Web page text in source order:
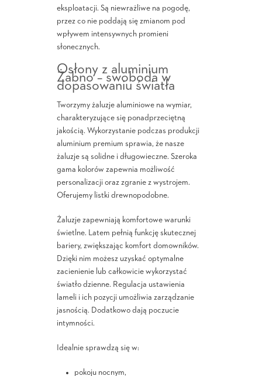
eksploatacji. Są niewrażliwe na pogodę,
przez co nie poddają się zmianom pod
wpływem intensywnych promieni
słonecznych.
Osłony z aluminium
Żabno – swoboda w
dopasowaniu światła
Tworzymy żaluzje aluminiowe na wymiar,
charakteryzujące się ponadprzeciętną
jakością. Wykorzystanie podczas produkcji
aluminium premium sprawia, że nasze
żaluzje są solidne i długowieczne. Szeroka
gama kolorów zapewnia możliwość
personalizacji oraz zgranie z wystrojem.
Oferujemy listki drewnopodobne.
Żaluzje zapewniają komfortowe warunki
świetlne. Latem pełnią funkcję skutecznej
bariery, zwiększając komfort domowników.
Dzięki nim możesz uzyskać optymalne
zacienienie lub całkowicie wykorzystać
światło dzienne. Regulacja ustawienia
lameli i ich pozycji umożliwia zarządzanie
jasnością. Dodatkowo dają poczucie
intymności.
Idealnie sprawdzą się w:
pokoju nocnym,